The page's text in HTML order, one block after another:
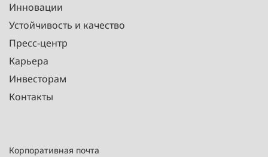
Инновации
Устойчивость и качество
Пресс-центр
Карьера
Инвесторам
Контакты
Корпоративная почта